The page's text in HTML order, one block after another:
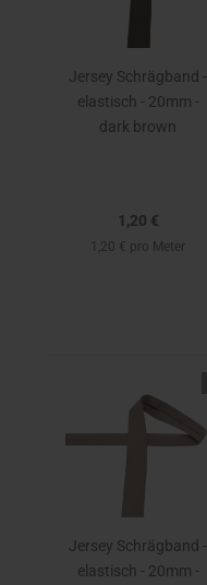
Jersey Schrägband -
elastisch - 20mm -
dark brown
1,20 €
1,20 € pro Meter
Jersey Schrägband -
elastisch - 20mm -